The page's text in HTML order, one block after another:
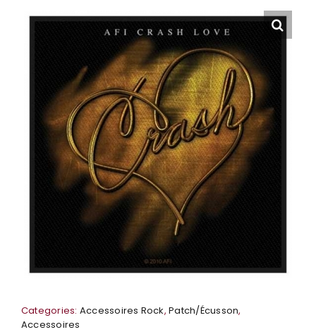
Categories: Accessoires Rock,Patch/Écusson,
Accessoires